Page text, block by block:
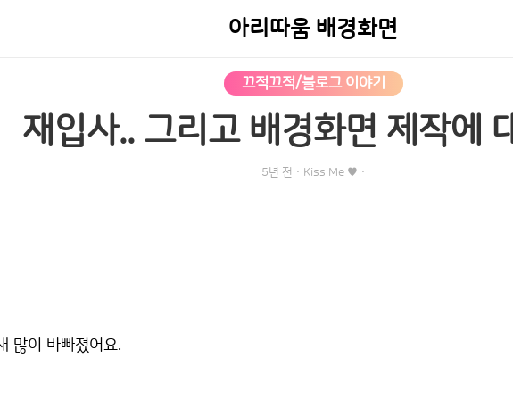
아리따움 배경화면
끄적끄적/블로그 이야기
재입사.. 그리고 배경화면 제작에
5년 전 · Kiss Me ♥ ·
많이 바빠졌어요.